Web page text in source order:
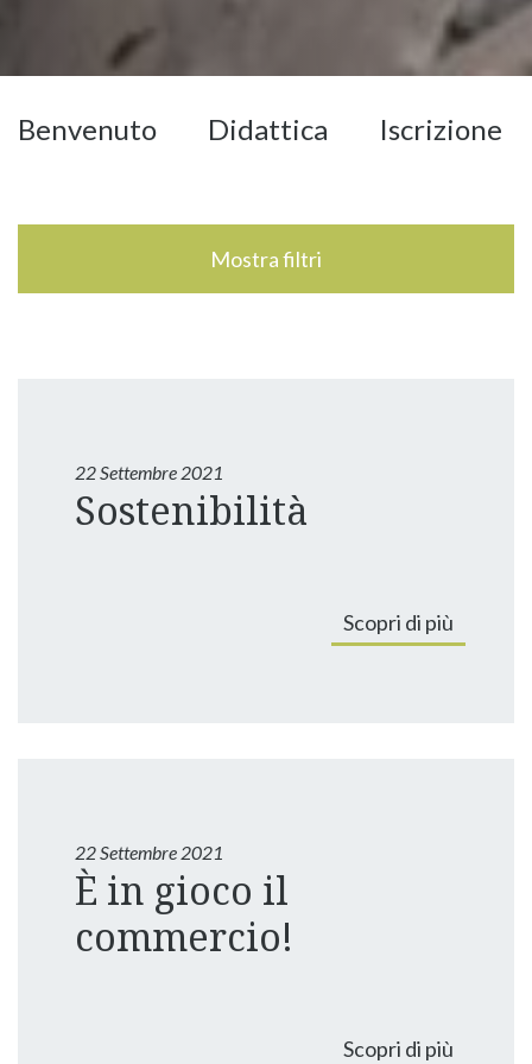
Benvenuto Didattica Iscrizione
22 Settembre 2021
Sostenibilità
Scopri di più
22 Settembre 2021
È in gioco il
commercio!
Scopri di più